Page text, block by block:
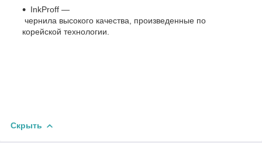
InkProff ―
чернила высокого качества, произведенные по
корейской технологии.
Скрыть